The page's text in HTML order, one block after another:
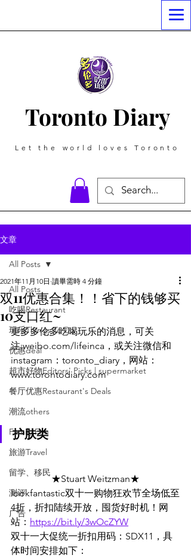
Toronto Diary
Let the world loves Toronto
文章
All Posts
吃喝Restaurant
玩乐Things To Do
优惠deal
超市好物Editors' Picks | supermarket
餐厅优惠Restaurant's Deals
潮流others
Family Fun
旅游Travel
留学、移民
测评
广告
All Posts
双11优惠合集！！省下的钱够买
10支口红~
2021年11月10日 讀畢需時 4 分鐘
更多多伦多吃喝玩乐的消息，可关
注:weibo.com/lifeinca，或关注微信和
instagram：toronto_diary，网站：
www.torontodiary.com
护肤类
★Stuart Weitzman★
lookfantastic双十一购物狂欢节全场低至
4折，折扣陆续开放，囤货好时机！网
站： https://bit.ly/3wOcZYW
双十一大促统一折扣用码：SDX11，具
体时间安排如下：